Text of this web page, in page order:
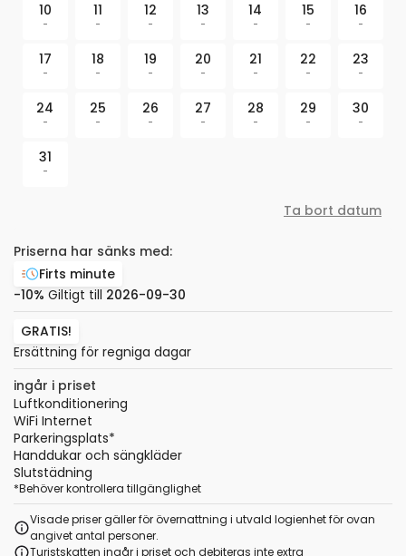
10
-
11
-
12
-
13
-
14
-
15
-
16
-
17
-
18
-
19
-
20
-
21
-
22
-
23
-
24
-
25
-
26
-
27
-
28
-
29
-
30
-
31
-
Ta bort datum
Priserna har sänks med:
Firts minute
-10% Giltigt till 2026-09-30
GRATIS!
Ersättning för regniga dagar
ingår i priset
Luftkonditionering
WiFi Internet
Parkeringsplats*
Handdukar och sängkläder
Slutstädning
*Behöver kontrollera tillgänglighet
Visade priser gäller för övernattning i utvald logienhet för ovan
angivet antal personer.
Turistskatten ingår i priset och debiteras inte extra